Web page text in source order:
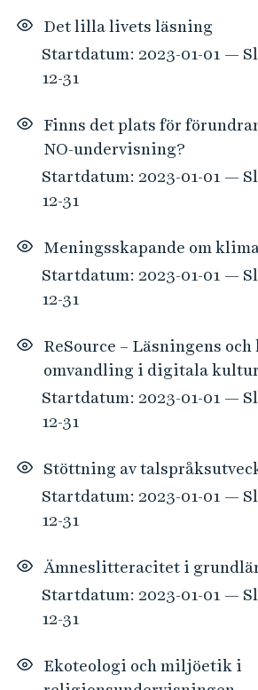
Det lilla livets läsning
Startdatum: 2023-01-01 —
12-31
Finns det plats för
NO-undervisning?
Startdatum: 2023-01-01 —
12-31
Meningsskapande om
Startdatum: 2023-01-01 —
12-31
ReSource – Läsningens
omvandling i digitala
Startdatum: 2023-01-01 —
12-31
Stöttning av
Startdatum: 2023-01-01 —
12-31
Ämneslitteracitet i
Startdatum: 2023-01-01 —
12-31
Ekoteologi och miljöetik i